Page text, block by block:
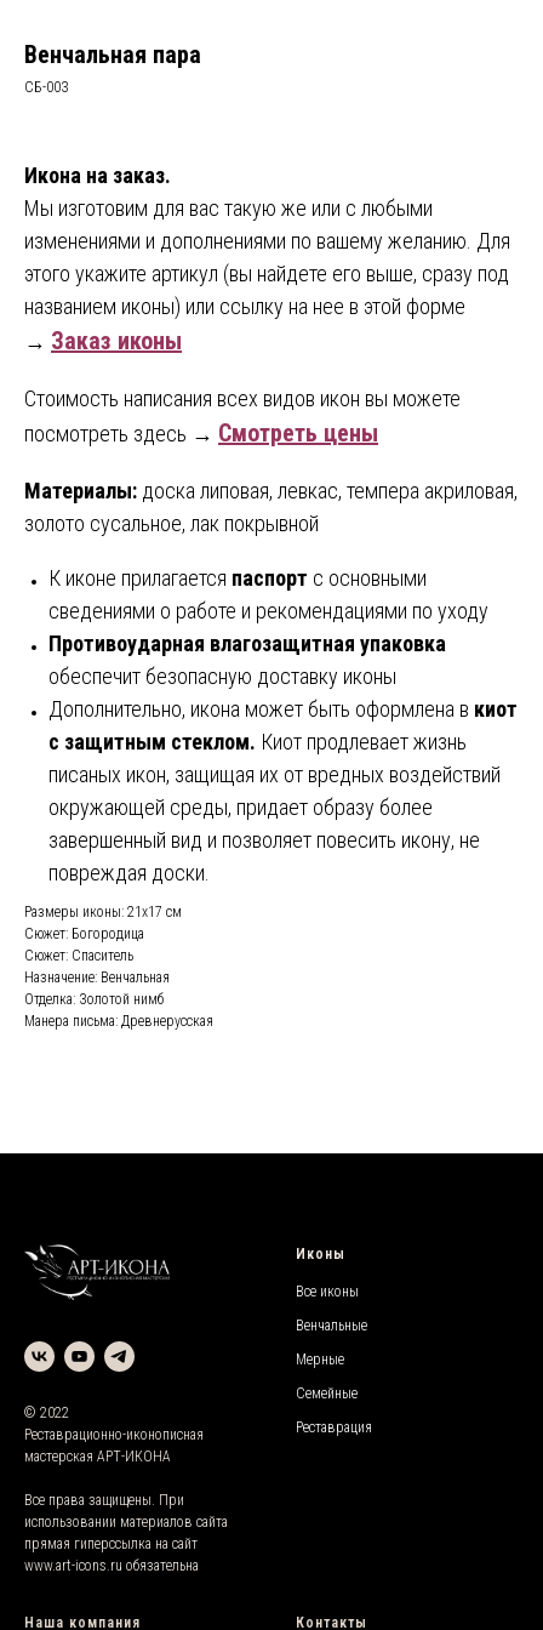
Венчальная пара
СБ-003
Икона на заказ.
Мы изготовим для вас такую же или с любыми
изменениями и дополнениями по вашему желанию. Для
этого укажите артикул (вы найдете его выше, сразу под
названием иконы) или ссылку на нее в этой форме
→ Заказ иконы
Стоимость написания всех видов икон вы можете
посмотреть здесь → Смотреть цены
Материалы: доска липовая, левкас, темпера акриловая,
золото сусальное, лак покрывной
К иконе прилагается паспорт с основными
сведениями о работе и рекомендациями по уходу
Противоударная влагозащитная упаковка
обеспечит безопасную доставку иконы
Дополнительно, икона может быть оформлена в киот
с защитным стеклом. Киот продлевает жизнь
писаных икон, защищая их от вредных воздействий
окружающей среды, придает образу более
завершенный вид и позволяет повесить икону, не
повреждая доски.
Размеры иконы: 21х17 см
Сюжет: Богородица
Сюжет: Спаситель
Назначение: Венчальная
Отделка: Золотой нимб
Манера письма: Древнерусская
© 2022
Реставрационно-иконописная
мастерская АРТ-ИКОНА
Все права защищены. При
использовании материалов сайта
прямая гиперссылка на сайт
www.art-icons.ru обязательна
Иконы
Все иконы
Венчальные
Мерные
Семейные
Реставрация
Наша компания Контакты